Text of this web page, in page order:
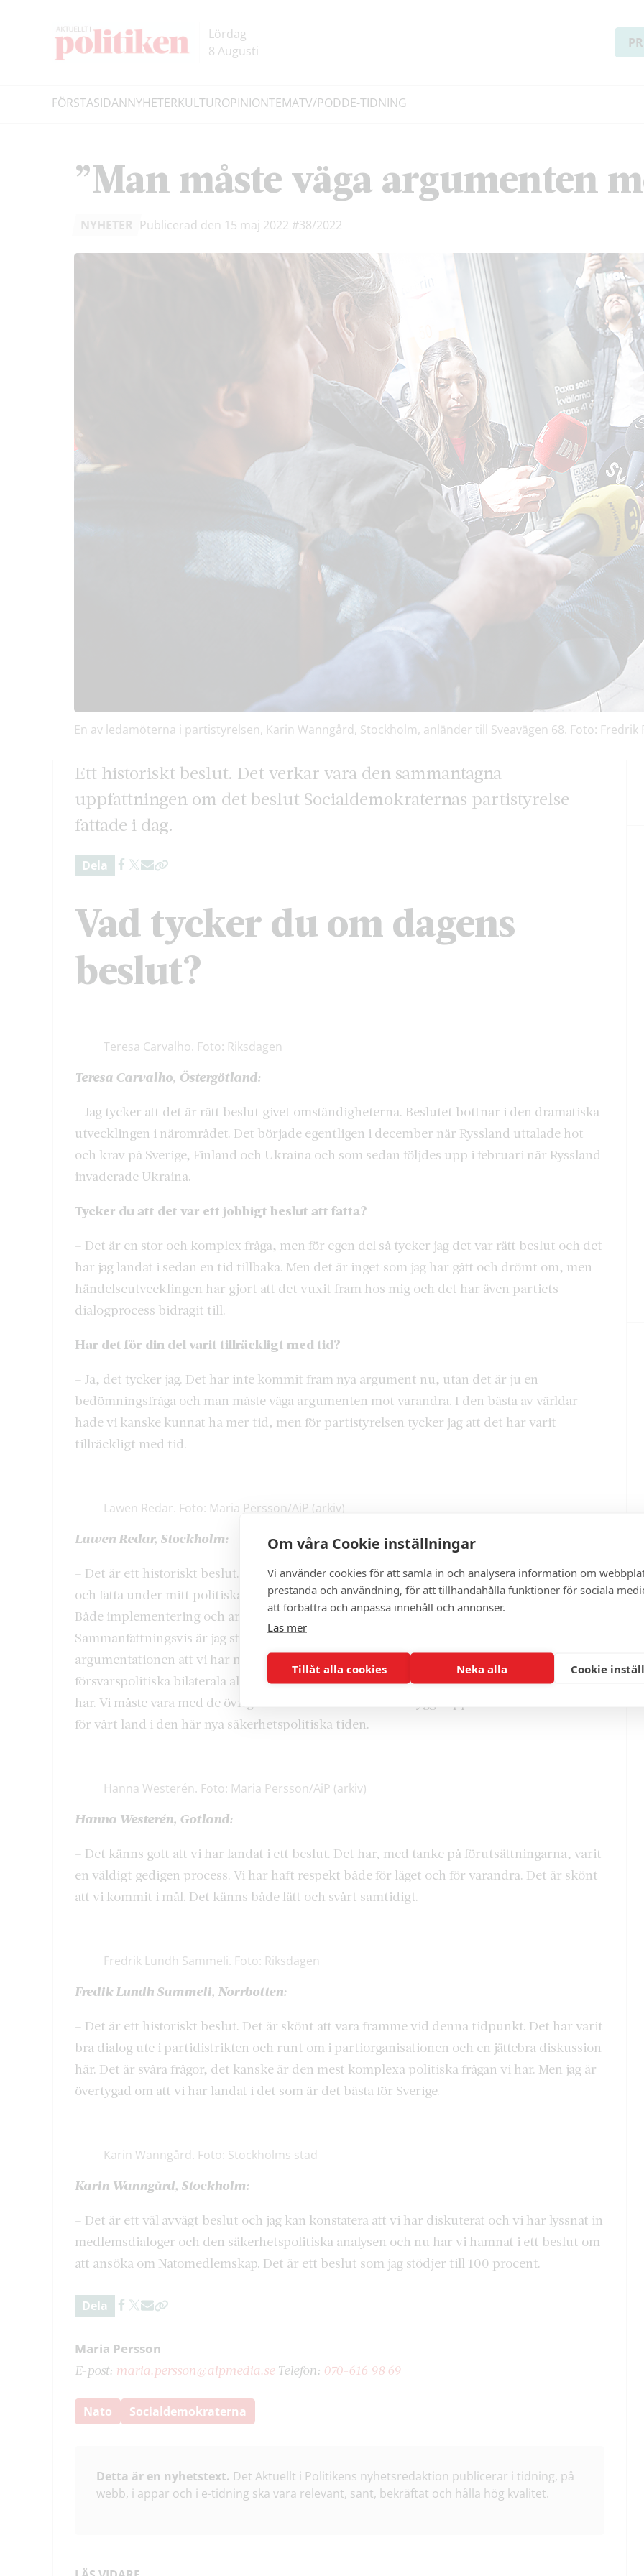
Om våra Cookie inställningar
Vi använder cookies för att samla in och analysera information om
prestanda och användning, för att tillhandahålla funktioner för sociala
att förbättra och anpassa innehåll och annonser.
Läs mer
Tillåt alla cookies Neka alla Cookie
Lördag
8 Augusti
FÖRSTASIDANNYHETERKULTUROPINIONTEMATV/PODDE-TIDNING
”Man måste väga argumenten
NYHETER Publicerad den 15 maj 2022 #38/2022
En av ledamöterna i partistyrelsen, Karin Wanngård, Stockholm, anländer till Sveavägen 68. Foto: Fredrik
Ett historiskt beslut. Det verkar vara den sammantagna
uppfattningen om det beslut Socialdemokraternas partistyrelse
fattade i dag.
Dela
Vad tycker du om dagens
beslut?
Teresa Carvalho. Foto: Riksdagen
Teresa Carvalho, Östergötland:
– Jag tycker att det är rätt beslut givet omständigheterna. Beslutet bottnar i den dramatiska
utvecklingen i närområdet. Det började egentligen i december när Ryssland uttalade hot
och krav på Sverige, Finland och Ukraina och som sedan följdes upp i februari när Ryssland
invaderade Ukraina.
Tycker du att det var ett jobbigt beslut att fatta?
– Det är en stor och komplex fråga, men för egen del så tycker jag det var rätt beslut och det
har jag landat i sedan en tid tillbaka. Men det är inget som jag har gått och drömt om, men
händelseutvecklingen har gjort att det vuxit fram hos mig och det har även partiets
dialogprocess bidragit till.
Har det för din del varit tillräckligt med tid?
– Ja, det tycker jag. Det har inte kommit fram nya argument nu, utan det är ju en
bedömningsfråga och man måste väga argumenten mot varandra. I den bästa av världar
hade vi kanske kunnat ha mer tid, men för partistyrelsen tycker jag att det har varit
tillräckligt med tid.
Lawen Redar. Foto: Maria Persson/AiP (arkiv)
Lawen Redar, Stockholm:
– Det är ett historiskt beslut. Det är det största politiska beslutet jag kommer få vara med
och fatta under mitt politiska liv. Det är inte ett färdigt arbete, det här kommer att ta tid.
Både implementering och arbetet framåt för Sveriges riksdag och med regeringen.
Sammanfattningsvis är jag stolt över att ha fattat det här beslutet i dag sett till
argumentationen att vi har mindre och mindre förutsättningar att kunna bygga
försvarspolitiska bilaterala allianser. Eftersom Finland har trätt in är det den enda vägen vi
har. Vi måste vara med de övriga nordiska länderna för att bygga upp en säkerhetsstruktur
för vårt land i den här nya säkerhetspolitiska tiden.
Hanna Westerén. Foto: Maria Persson/AiP (arkiv)
Hanna Westerén, Gotland:
– Det känns gott att vi har landat i ett beslut. Det har, med tanke på förutsättningarna, varit
en väldigt gedigen process. Vi har haft respekt både för läget och för varandra. Det är skönt
att vi kommit i mål. Det känns både lätt och svårt samtidigt.
Fredrik Lundh Sammeli. Foto: Riksdagen
Fredik Lundh Sammeli, Norrbotten:
– Det är ett historiskt beslut. Det är skönt att vara framme vid denna tidpunkt. Det har varit
bra dialog ute i partidistrikten och runt om i partiorganisationen och en jättebra diskussion
här. Det är svåra frågor, det kanske är den mest komplexa politiska frågan vi har. Men jag är
övertygad om att vi har landat i det som är det bästa för Sverige.
Karin Wanngård. Foto: Stockholms stad
Karin Wanngård, Stockholm:
– Det är ett väl avvägt beslut och jag kan konstatera att vi har diskuterat och vi har lyssnat in
medlemsdialoger och den säkerhetspolitiska analysen och nu har vi hamnat i ett beslut om
att ansöka om Natomedlemskap. Det är ett beslut som jag stödjer till 100 procent.
Dela
Maria Persson
E-post: maria.persson@aipmedia.seTelefon: 070-616 98 69
Nato Socialdemokraterna
Detta är en nyhetstext. Det Aktuellt i Politikens nyhetsredaktion publicerar i tidning, på
webb, i appar och i e-tidning ska vara relevant, sant, bekräftat och hålla hög kvalitet.